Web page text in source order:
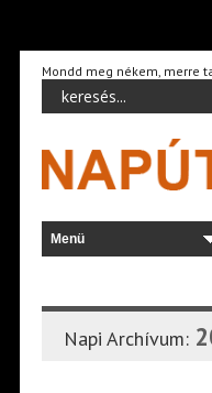
Mondd meg nékem, merre
Napi Archívum: